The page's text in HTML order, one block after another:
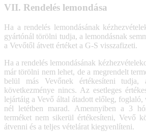
VII. Rendelés lemondása
Ha a rendelés lemondásának
gyártónál törölni tudja, a lemondásnak
a Vevőtől átvett értéket a G-S visszafizeti.
Ha a rendelés lemondásának
már törölni nem lehet, de a megrendelt
belül más Vevőnek értékesíteni tudja,
következménye nincs. Az esetleges
lejártáig a Vevő által átadott előleg,
nél letétben marad. Amennyiben a 3
terméket nem sikerül értékesíteni, Vevő
átvenni és a teljes vételárat kiegyenlíteni.